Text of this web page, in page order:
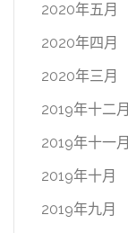
2020年五月
2020年四月
2020年三月
2019年十二月
2019年十一月
2019年十月
2019年九月